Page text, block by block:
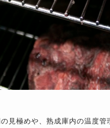
見極めや、熟成庫内の温度